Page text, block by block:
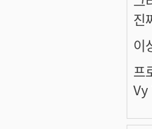
진
이
프